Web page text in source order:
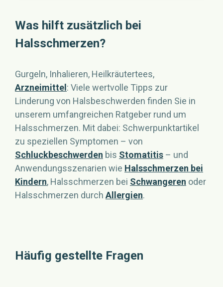
Was hilft zusätzlich bei
Halsschmerzen?
Gurgeln, Inhalieren, Heilkräutertees,
Arzneimittel : Viele wertvolle Tipps zur
Linderung von Halsbeschwerden finden Sie in
unserem umfangreichen Ratgeber rund um
Halsschmerzen. Mit dabei: Schwerpunktartikel
zu speziellen Symptomen – von
Schluckbeschwerden bis Stomatitis – und
Anwendungsszenarien wie Halsschmerzen bei
Kindern, Halsschmerzen bei Schwangeren oder
Halsschmerzen durch Allergien.
Häufig gestellte Fragen